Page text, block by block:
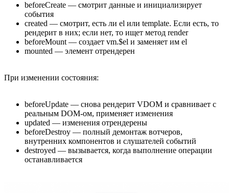
beforeCreate — смотрит данные и инициализирует
события
created — смотрит, есть ли el или template. Если есть, то
рендерит в них; если нет, то ищет метод render
beforeMount — создает vm.$el и заменяет им el
mounted — элемент отрендерен
При изменении состояния:
beforeUpdate — снова рендерит VDOM и сравнивает с
реальным DOM-ом, применяет изменения
updated — изменения отрендерены
beforeDestroy — полный демонтаж вотчеров,
внутренних компонентов и слушателей событий
destroyed — вызывается, когда выполнение операции
останавливается